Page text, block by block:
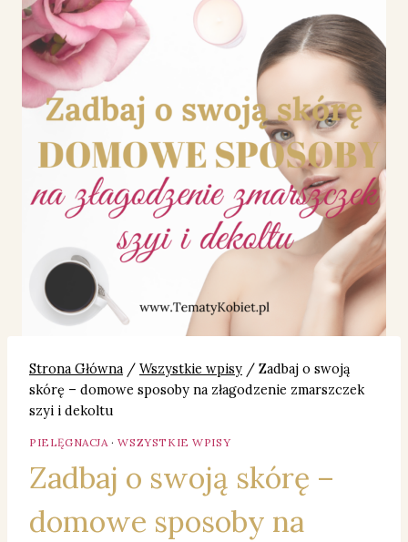
Strona Główna / Wszystkie wpisy / Zadbaj o swoją
skórę – domowe sposoby na złagodzenie zmarszczek
szyi i dekoltu
PIELĘGNACJA·WSZYSTKIE WPISY
Zadbaj o swoją skórę –
domowe sposoby na